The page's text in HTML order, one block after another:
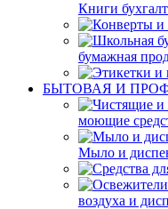
Книги
бумажная
БЫТОВАЯ И
моющие
Мыло и
воздуха и